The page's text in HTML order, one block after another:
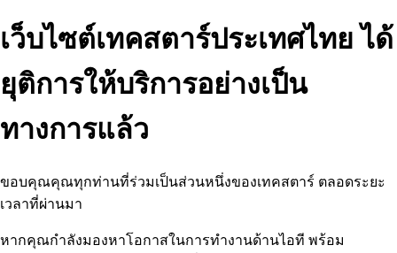
เว็บไซต์เทคสตาร์ประเทศไทย ได้
ยุติการให้บริการอย่างเป็น
ทางการแล้ว
ขอบคุณคุณทุกท่านที่ร่วมเป็นส่วนหนึ่งของเทคสตาร์ ตลอดระยะ
เวลาที่ผ่านมา
หากคุณกำลังมองหาโอกาสในการทำงานด้านไอที พร้อม